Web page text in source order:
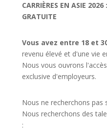
CARRIÈRES EN ASIE
GRATUITE
Vous avez entre 18 et
revenu élevé et d'une vie
Nous vous ouvrons
exclusive d'employeurs.
Nous ne recherchons pas
Nous recherchons des
: